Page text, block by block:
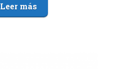
Leer más